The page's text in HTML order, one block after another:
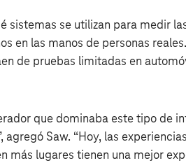
sistemas se utilizan para medir
en las manos de personas
de pruebas limitadas en
que dominaba este tipo de
agregó Saw. “Hoy, las
más lugares tienen una mejor